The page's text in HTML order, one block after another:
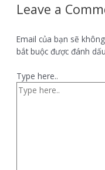
Leave a
Email của bạn sẽ
bắt buộc được đánh dấu
Type here..